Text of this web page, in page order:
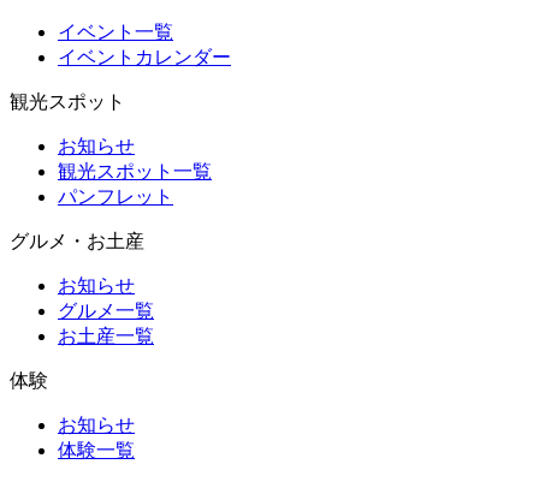
イベント一覧
イベントカレンダー
観光スポット
お知らせ
観光スポット一覧
パンフレット
グルメ・お土産
お知らせ
グルメ一覧
お土産一覧
体験
お知らせ
体験一覧